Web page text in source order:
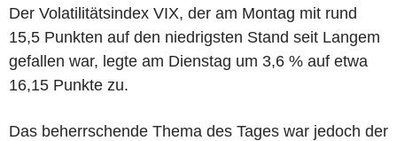
Der Volatilitätsindex VIX, der am Montag mit rund
15,5 Punkten auf den niedrigsten Stand seit Langem
gefallen war, legte am Dienstag um 3,6 % auf etwa
16,15 Punkte zu.
Das beherrschende Thema des Tages war jedoch der